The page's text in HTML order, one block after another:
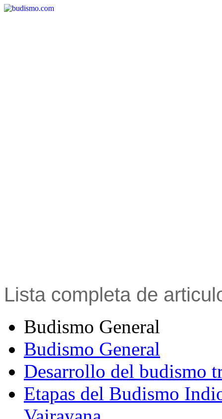
Lista completa de
Budismo General
Budismo General
Desarrollo del budismo
Etapas del Budismo